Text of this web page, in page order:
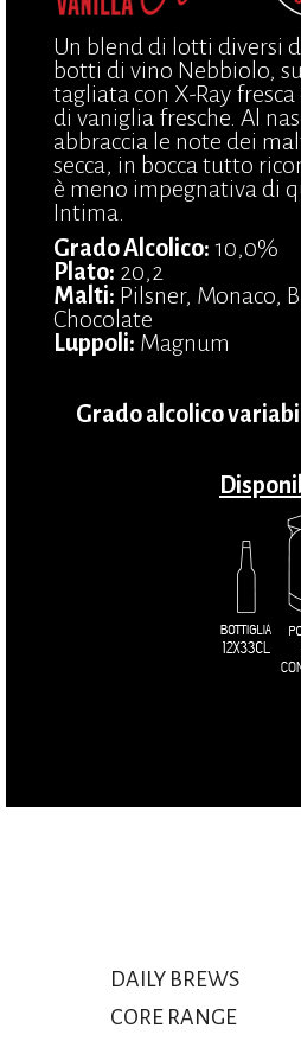
Un blend di lotti diversi
botti di vino Nebbiolo,
tagliata con X-Ray
di vaniglia fresche. Al
abbraccia le note dei
secca, in bocca tutto
è meno impegnativa di
Intima.
Grado Alcolico: 10,0%
Plato: 20,2
Malti: Pilsner, Monaco,
Chocolate
Luppoli: Magnum
Grado alcolico
DAILY BREWS
CORE RANGE